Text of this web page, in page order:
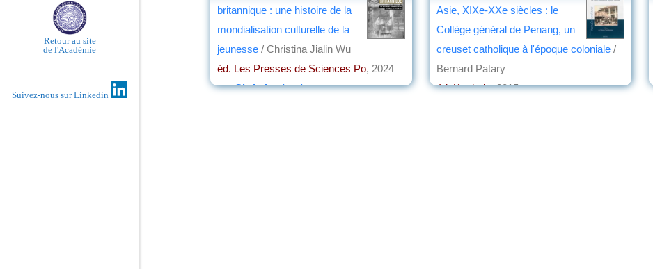
Retour au site
de l'Académie
Suivez-nous sur Linkedin
britannique : une histoire de la
mondialisation culturelle de la
jeunesse / Christina Jialin Wu
éd. Les Presses de Sciences Po, 2024
parChristian Lochon
Asie, XIXe-XXe siècles : le
Collège général de Penang, un
creuset catholique à l'époque coloniale /
Bernard Patary
éd. Karthala, 2015